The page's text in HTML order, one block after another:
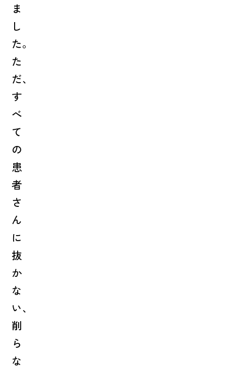
ま
し
た。
た
だ、
す
べ
て
の
患
者
さ
ん
に
抜
か
な
い、
削
ら
な